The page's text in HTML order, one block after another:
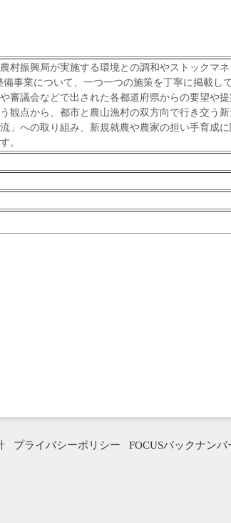
村振興局が実施する環境との調和やストックマ
事業について、一つ一つの施策を丁寧に掲載して
審議会などで出された各都道府県からの要望や
観点から、都市と農山漁村の双方向で行き交う
」への取り組み、新規就農や農家の担い手育成
。
プライバシーポリシー FOCUSバックナンバ